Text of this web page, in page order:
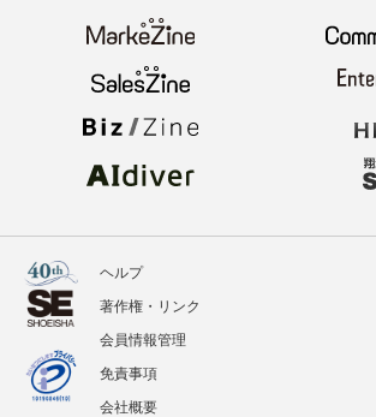
ヘルプ
著作権・リンク
会員情報管理
免責事項
会社概要